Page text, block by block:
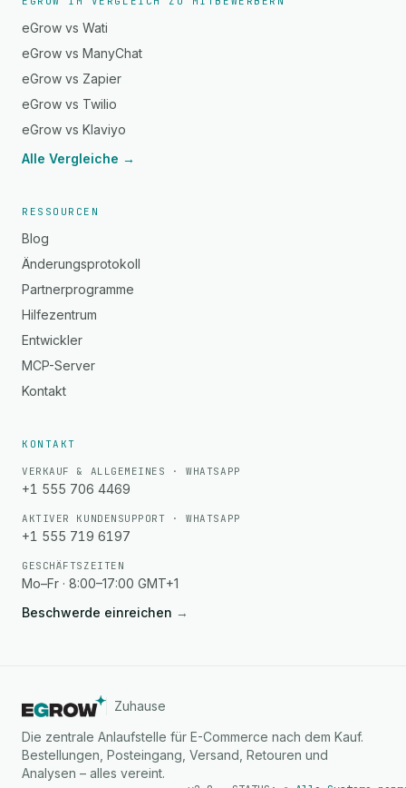
eGrow vs Wati
eGrow vs ManyChat
eGrow vs Zapier
eGrow vs Twilio
eGrow vs Klaviyo
Alle Vergleiche →
RESSOURCEN
Blog
Änderungsprotokoll
Partnerprogramme
Hilfezentrum
Entwickler
MCP-Server
Kontakt
KONTAKT
VERKAUF & ALLGEMEINES · WHATSAPP
+1 555 706 4469
AKTIVER KUNDENSUPPORT · WHATSAPP
+1 555 719 6197
GESCHÄFTSZEITEN
Mo–Fr · 8:00–17:00 GMT+1
Beschwerde einreichen →
Zuhause
Die zentrale Anlaufstelle für E-Commerce nach dem Kauf.
Bestellungen, Posteingang, Versand, Retouren und
Analysen – alles vereint.